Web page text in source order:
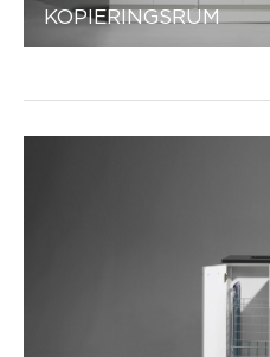
KOPIERINGSRUM